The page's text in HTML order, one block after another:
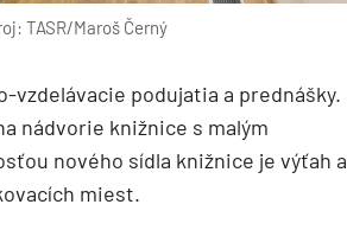
TASR/Maroš Černý
podujatia a prednášky.
nádvorie knižnice s malým
nového sídla knižnice je výťah a
miest.